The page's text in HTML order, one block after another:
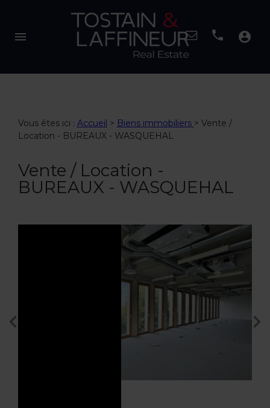
menu account_circle
Vous êtes ici : Accueil > Biens immobiliers > Vente /
Location - BUREAUX - WASQUEHAL
Vente / Location -
BUREAUX - WASQUEHAL